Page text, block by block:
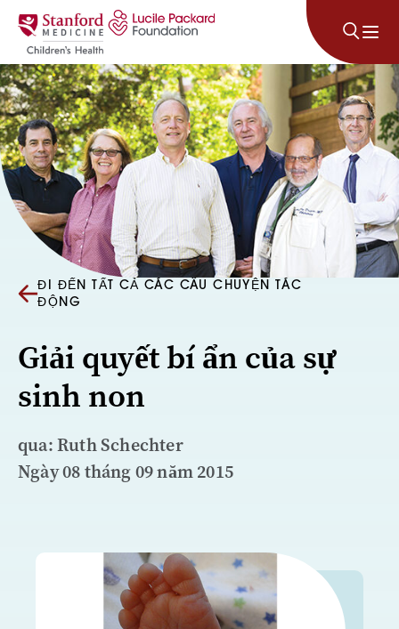
Bỏ qua nội dung
ĐI ĐẾN TẤT CẢ CÁC CÂU CHUYỆN TÁC
ĐỘNG
Giải quyết bí ẩn của sự
sinh non
qua: Ruth Schechter
Ngày 08 tháng 09 năm 2015